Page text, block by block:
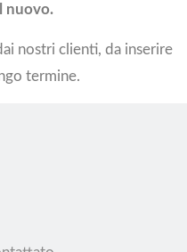
nuovo.
nostri clienti, da inserire
termine.